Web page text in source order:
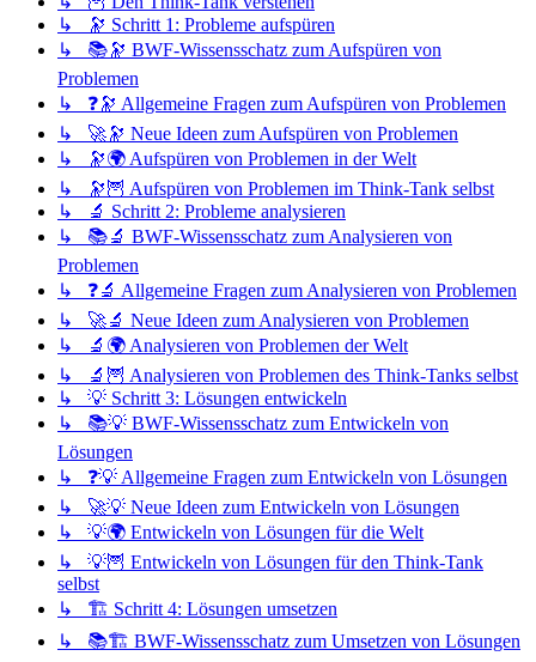
↳ 🔭 Schritt 1: Probleme aufspüren
↳ 📚🔭 BWF-Wissensschatz zum Aufspüren von
Problemen
↳ ❓🔭 Allgemeine Fragen zum Aufspüren von Problemen
↳ 🚀🔭 Neue Ideen zum Aufspüren von Problemen
↳ 🔭🌍 Aufspüren von Problemen in der Welt
↳ 🔭🦉 Aufspüren von Problemen im Think-Tank selbst
↳ 🔬 Schritt 2: Probleme analysieren
↳ 📚🔬 BWF-Wissensschatz zum Analysieren von
Problemen
↳ ❓🔬 Allgemeine Fragen zum Analysieren von Problemen
↳ 🚀🔬 Neue Ideen zum Analysieren von Problemen
↳ 🔬🌍 Analysieren von Problemen der Welt
↳ 🔬🦉 Analysieren von Problemen des Think-Tanks selbst
↳ 💡 Schritt 3: Lösungen entwickeln
↳ 📚💡 BWF-Wissensschatz zum Entwickeln von
Lösungen
↳ ❓💡 Allgemeine Fragen zum Entwickeln von Lösungen
↳ 🚀💡 Neue Ideen zum Entwickeln von Lösungen
↳ 💡🌍 Entwickeln von Lösungen für die Welt
↳ 💡🦉 Entwickeln von Lösungen für den Think-Tank
selbst
↳ 🏗️ Schritt 4: Lösungen umsetzen
↳ 📚🏗️ BWF-Wissensschatz zum Umsetzen von Lösungen